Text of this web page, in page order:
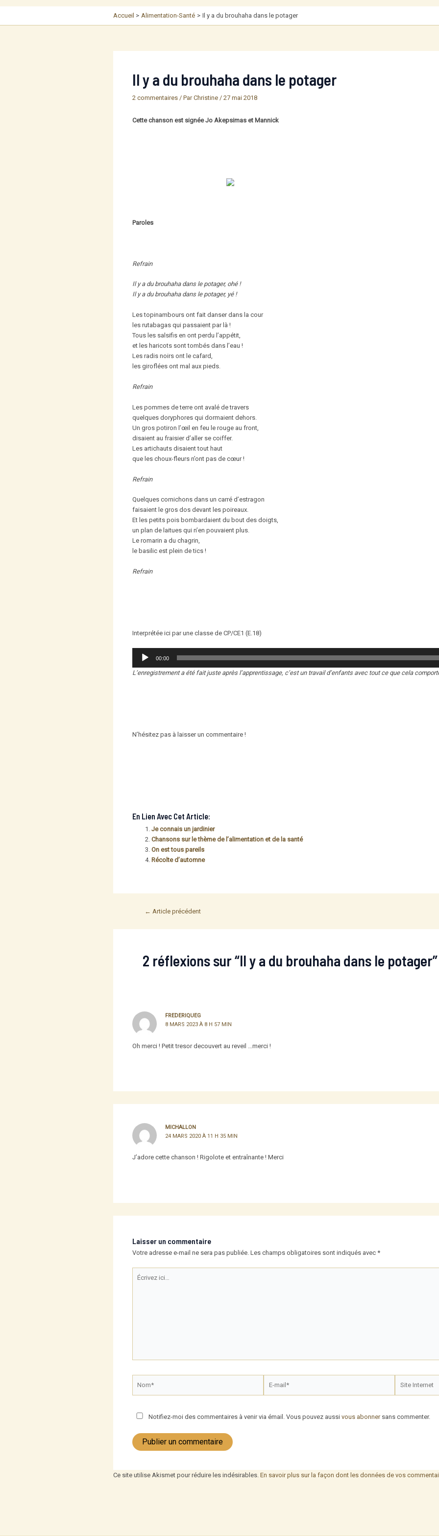
Accueil Alimentation-Santé Il y a du brouhaha dans le potager
Il y a du brouhaha dans le potager
2 commentaires / ParChristine / 27 mai 2018
Cette chanson est signée Jo Akepsimas et Mannick
Paroles
Refrain
Il y a du brouhaha dans le potager, ohé !
Il y a du brouhaha dans le potager, yé !
Les topinambours ont fait danser dans la cour
les rutabagas qui passaient par là !
Tous les salsifis en ont perdu l’appétit,
et les haricots sont tombés dans l’eau !
Les radis noirs ont le cafard,
les giroflées ont mal aux pieds.
Refrain
Les pommes de terre ont avalé de travers
quelques doryphores qui dormaient dehors.
Un gros potiron l’œil en feu le rouge au front,
disaient au fraisier d’aller se coiffer.
Les artichauts disaient tout haut
que les choux-fleurs n’ont pas de cœur !
Refrain
Quelques cornichons dans un carré d’estragon
faisaient le gros dos devant les poireaux.
Et les petits pois bombardaient du bout des doigts,
un plan de laitues qui n’en pouvaient plus.
Le romarin a du chagrin,
le basilic est plein de tics !
Refrain
Interprétée ici par une classe de CP/CE1 (E.18)
Lecteur
audio
00:00
L’enregistrement a été fait juste après l’apprentissage, c’est un travail d’enfants avec tout ce que cela
N’hésitez pas à laisser un commentaire !
En Lien Avec Cet Article:
Je connais un jardinier
Chansons sur le thème de l’alimentation et de la santé
On est tous pareils
Récolte d’automne
Post← Article précédent
2 réflexions sur “Il y a du brouhaha dans le potager”
FREDERIQUEG
8 MARS 2023 À 8 H 57 MIN
Oh merci ! Petit tresor decouvert au reveil …merci !
MICHALLON
24 MARS 2020 À 11 H 35 MIN
J’adore cette chanson ! Rigolote et entraînante ! Merci
Laisser un commentaire
Votre adresse e-mail ne sera pas publiée. Les champs obligatoires sont indiqués avec *
ici…
mail*
Internet
Notifiez-moi des commentaires à venir via émail. Vous pouvez aussi vous abonnersans commenter.
Ce site utilise Akismet pour réduire les indésirables. En savoir plus sur la façon dont les données de vos